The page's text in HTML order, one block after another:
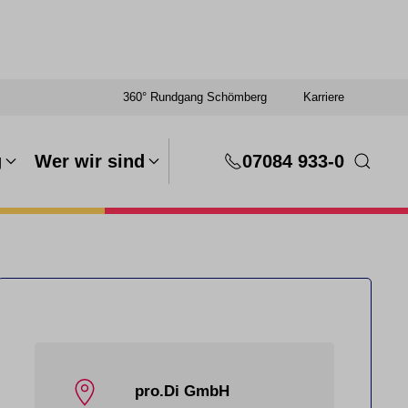
360° Rundgang Schömberg Karriere
Wer wir sind 07084 933-0
pro.Di GmbH